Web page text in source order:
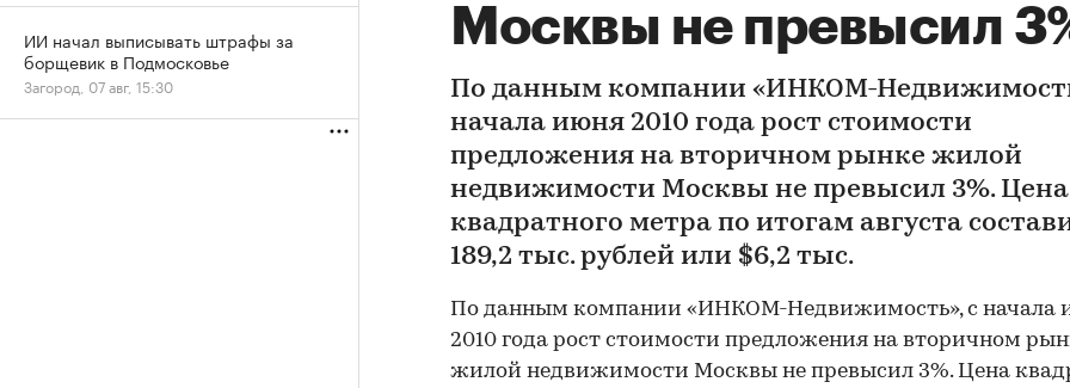
Москвы не превысил
По данным компании «ИНКОМ-
начала июня 2010 года рост стоимости
предложения на вторичном рынке жилой
недвижимости Москвы не превысил 3%. Цена
квадратного метра по итогам августа
189,2 тыс. рублей или $6,2 тыс.
По данным компании «ИНКОМ-Недвижимость», с начала
2010 года рост стоимости предложения на вторичном
жилой недвижимости Москвы не превысил 3%. Цена
ИИ начал выписывать штрафы за
борщевик в Подмосковье
Загород, 07 авг, 15:30